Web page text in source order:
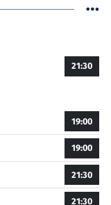
21:30
19:00
19:00
21:30
21:30